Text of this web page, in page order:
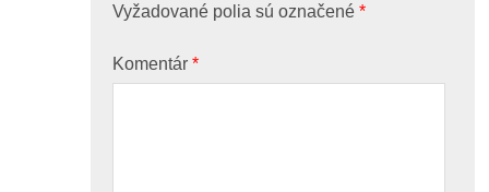
Vyžadované polia sú označené*
Komentár*